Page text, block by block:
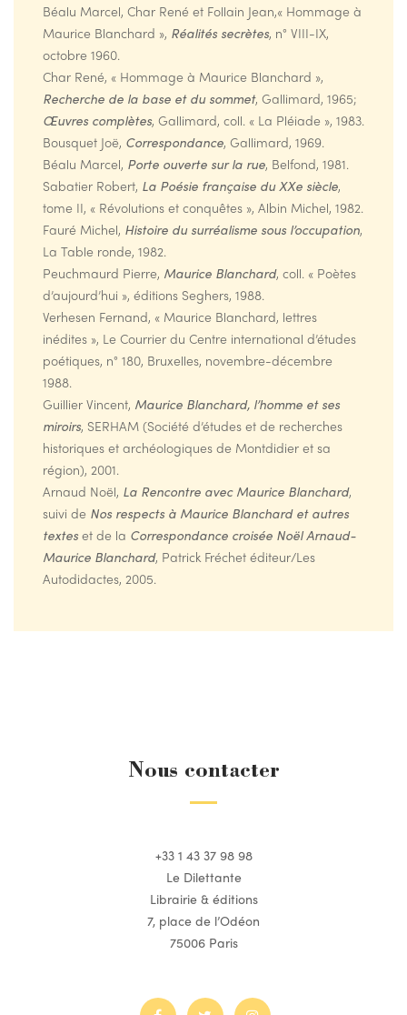
Béalu Marcel, Char René et Follain Jean,« Hommage à
Maurice Blanchard », Réalités secrètes, n° VIII-IX,
octobre 1960.
Char René, « Hommage à Maurice Blanchard »,
Recherche de la base et du sommet, Gallimard, 1965;
Œuvres complètes, Gallimard, coll. « La Pléiade », 1983.
Bousquet Joë, Correspondance, Gallimard, 1969.
Béalu Marcel, Porte ouverte sur la rue, Belfond, 1981.
Sabatier Robert, La Poésie française du XXe siècle,
tome II, « Révolutions et conquêtes », Albin Michel, 1982.
Fauré Michel, Histoire du surréalisme sous l’occupation,
La Table ronde, 1982.
Peuchmaurd Pierre, Maurice Blanchard, coll. « Poètes
d’aujourd’hui », éditions Seghers, 1988.
Verhesen Fernand, « Maurice Blanchard, lettres
inédites », Le Courrier du Centre international d’études
poétiques, n° 180, Bruxelles, novembre-décembre
1988.
Guillier Vincent, Maurice Blanchard, l’homme et ses
miroirs, SERHAM (Société d’études et de recherches
historiques et archéologiques de Montdidier et sa
région), 2001.
Arnaud Noël, La Rencontre avec Maurice Blanchard,
suivi de Nos respects à Maurice Blanchard et autres
texteset de la Correspondance croisée Noël Arnaud-
Maurice Blanchard, Patrick Fréchet éditeur/Les
Autodidactes, 2005.
Nous contacter
+33 1 43 37 98 98
Le Dilettante
Librairie & éditions
7, place de l’Odéon
75006 Paris